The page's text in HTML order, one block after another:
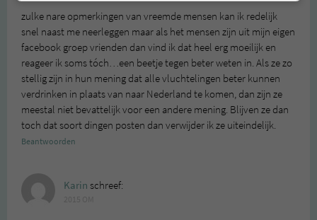
zulke nare opmerkingen van vreemde mensen kan ik redelijk
snel naast me neerleggen maar als het mensen zijn uit mijn eigen
facebook groep vrienden dan vind ik dat heel erg moeilijk en
reageer ik soms tóch…een beetje tegen beter weten in. Als ze zo
stellig zijn in hun mening dat alle vluchtelingen beter kunnen
verdrinken in plaats van naar Nederland te komen, dan zijn ze
meestal niet bevattelijk voor een andere mening. Blijven ze dan
toch dat soort dingen posten dan verwijder ik ze uiteindelijk.
Beantwoorden
Karin schreef: